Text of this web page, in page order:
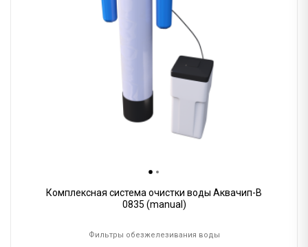
Комплексная система очистки воды Аквачип-B
0835 (manual)
Фильтры обезжелезивания воды